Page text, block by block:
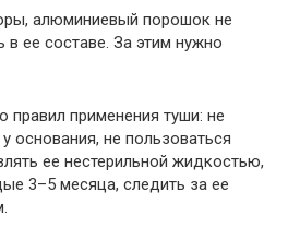
алюминиевый порошок не
в ее составе. За этим нужно
применения туши: не
основания, не пользоваться
ее нестерильной жидкостью,
3–5 месяца, следить за ее